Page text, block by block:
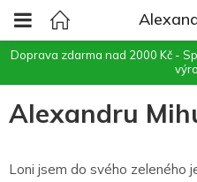
Doprava zdarma nad 2000 Kč -
Alexandru
Loni jsem do svého zeleného